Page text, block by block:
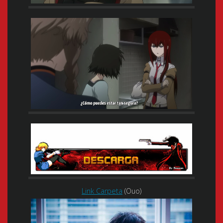
Link Carpeta (Ouo)